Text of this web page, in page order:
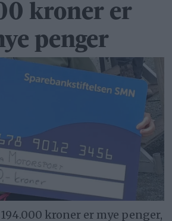
kroner er
penger
194.000 kroner er mye penger,